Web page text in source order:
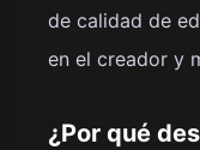
de calidad de
en el creador y
¿Por qué